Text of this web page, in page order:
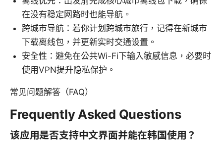
在没有稳定网路时也能导航。
跨城市导航：若你计划跨城市旅行，记得在新城市
下载离线包，并更新实时交通设置。
安全性：避免在公共Wi-Fi下输入敏感信息，必要时
使用VPN提升隐私保护。
常见问题解答（FAQ）
Frequently Asked Questions
该应用是否支持中文界面并能在韩国使用？